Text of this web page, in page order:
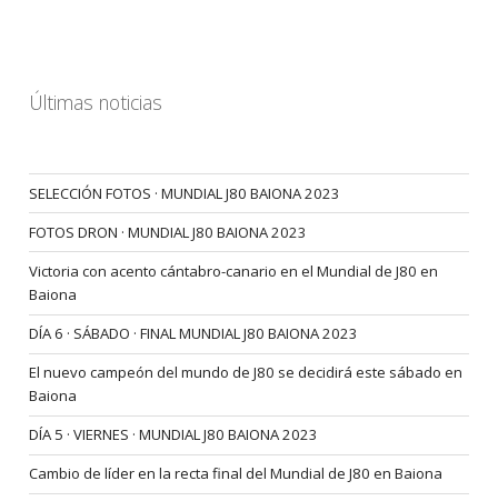
Últimas noticias
SELECCIÓN FOTOS · MUNDIAL J80 BAIONA 2023
FOTOS DRON · MUNDIAL J80 BAIONA 2023
Victoria con acento cántabro-canario en el Mundial de J80 en
Baiona
DÍA 6 · SÁBADO · FINAL MUNDIAL J80 BAIONA 2023
El nuevo campeón del mundo de J80 se decidirá este sábado en
Baiona
DÍA 5 · VIERNES · MUNDIAL J80 BAIONA 2023
Cambio de líder en la recta final del Mundial de J80 en Baiona